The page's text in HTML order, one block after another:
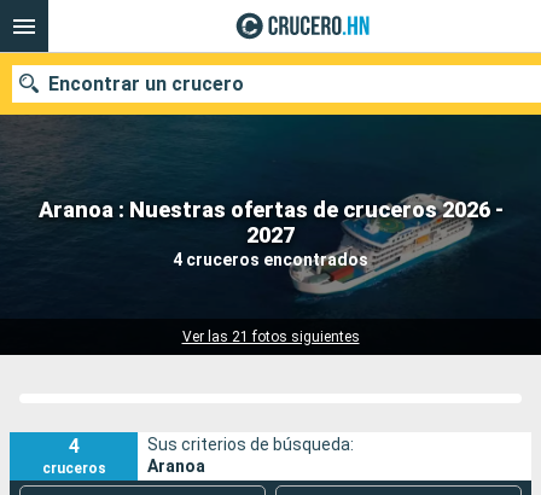
Aranoa : Nuestras ofertas de cruceros 2026 -
2027
4 cruceros encontrados
Ver las 21 fotos siguientes
Encontrar un crucero
Nuestros destinos
4
cruceros
Sus criterios de búsqueda:
Aranoa